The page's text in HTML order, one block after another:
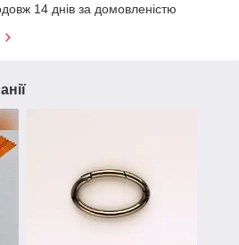
14 днів за домовленістю